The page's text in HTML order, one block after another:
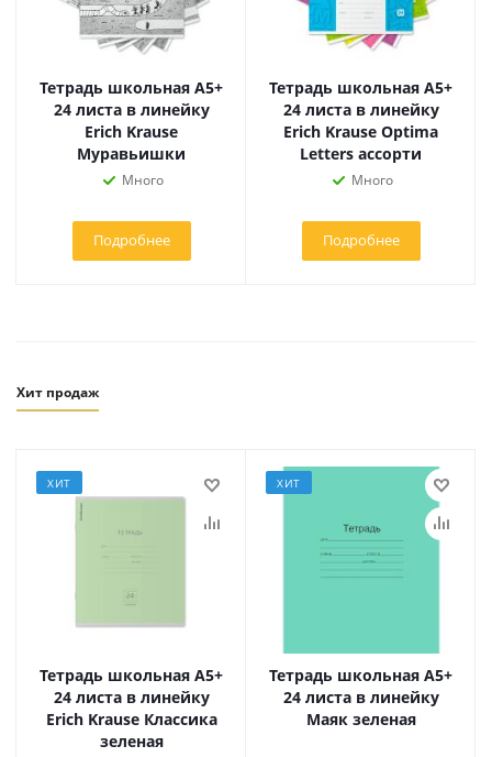
Тетрадь школьная А5+
24 листа в линейку
Erich Krause
Муравьишки
Много
Подробнее
Тетрадь школьная А5+
24 листа в линейку
Erich Krause Optima
Letters ассорти
Много
Подробнее
Хит продаж
ХИТ
Тетрадь школьная А5+
24 листа в линейку
Erich Krause Классика
зеленая
ХИТ
Тетрадь школьная А5+
24 листа в линейку
Маяк зеленая